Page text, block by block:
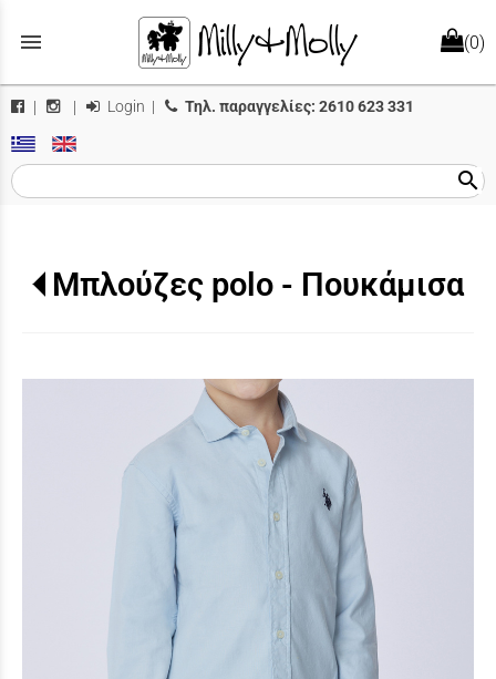
menu (0)
| | Login | Τηλ. παραγγελίες: 2610 623 331
search
Μπλούζες polo - Πουκάμισα